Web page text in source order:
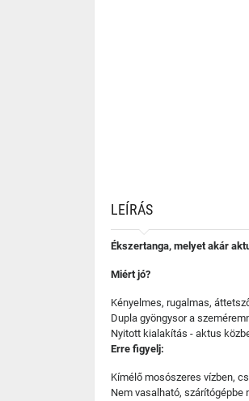
LEÍRÁS
Ékszertanga, melyet akár
Miért jó?
Kényelmes, rugalmas,
Dupla gyöngysor a
Nyitott kialakítás - aktus
Erre figyelj:
Kímélő mosószeres vízben,
Nem vasalható,